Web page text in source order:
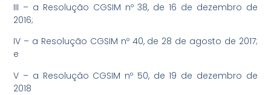
III – a Resolução CGSIM nº 38, de 16 de dezembro de
2016;
IV – a Resolução CGSIM nº 40, de 28 de agosto de 2017;
e
V – a Resolução CGSIM nº 50, de 19 de dezembro de
2018